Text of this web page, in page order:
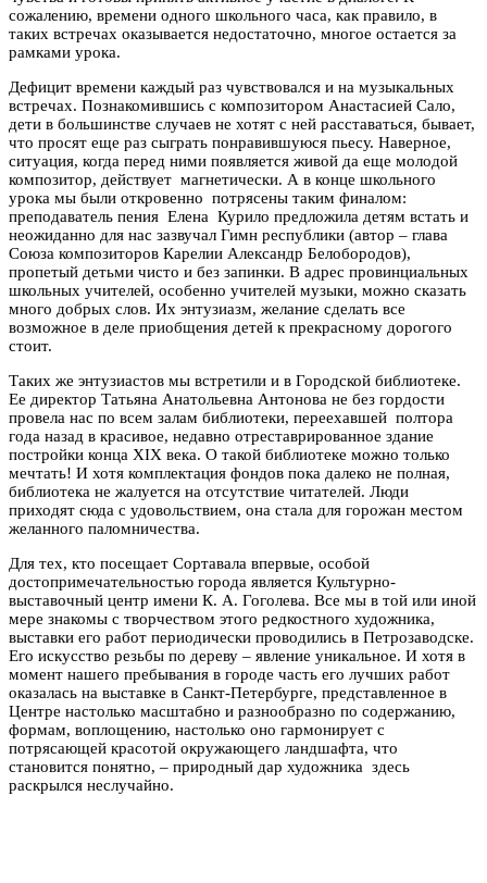
сожалению, времени одного школьного часа, как правило, в
таких встречах оказывается недостаточно, многое остается за
рамками урока.
Дефицит времени каждый раз чувствовался и на музыкальных
встречах. Познакомившись с композитором Анастасией Сало,
дети в большинстве случаев не хотят с ней расставаться, бывает,
что просят еще раз сыграть понравившуюся пьесу. Наверное,
ситуация, когда перед ними появляется живой да еще молодой
композитор, действует магнетически. А в конце школьного
урока мы были откровенно потрясены таким финалом:
преподаватель пения Елена Курило предложила детям встать и
неожиданно для нас зазвучал Гимн республики (автор – глава
Союза композиторов Карелии Александр Белобородов),
пропетый детьми чисто и без запинки. В адрес провинциальных
школьных учителей, особенно учителей музыки, можно сказать
много добрых слов. Их энтузиазм, желание сделать все
возможное в деле приобщения детей к прекрасному дорогого
стоит.
Таких же энтузиастов мы встретили и в Городской библиотеке.
Ее директор Татьяна Анатольевна Антонова не без гордости
провела нас по всем залам библиотеки, переехавшей полтора
года назад в красивое, недавно отреставрированное здание
постройки конца XIX века. О такой библиотеке можно только
мечтать! И хотя комплектация фондов пока далеко не полная,
библиотека не жалуется на отсутствие читателей. Люди
приходят сюда с удовольствием, она стала для горожан местом
желанного паломничества.
Для тех, кто посещает Сортавала впервые, особой
достопримечательностью города является Культурно-
выставочный центр имени К. А. Гоголева. Все мы в той или иной
мере знакомы с творчеством этого редкостного художника,
выставки его работ периодически проводились в Петрозаводске.
Его искусство резьбы по дереву – явление уникальное. И хотя в
момент нашего пребывания в городе часть его лучших работ
оказалась на выставке в Санкт-Петербурге, представленное в
Центре настолько масштабно и разнообразно по содержанию,
формам, воплощению, настолько оно гармонирует с
потрясающей красотой окружающего ландшафта, что
становится понятно, – природный дар художника здесь
раскрылся неслучайно.